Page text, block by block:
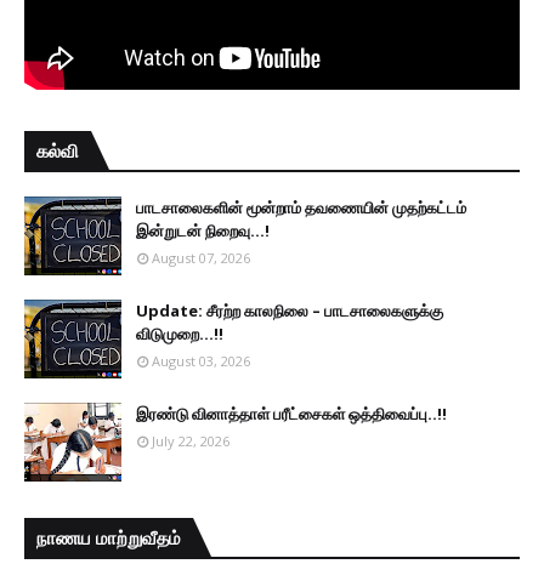
கல்வி
பாடசாலைகளின் மூன்றாம் தவணையின் முதற்கட்டம்
இன்றுடன் நிறைவு...!
August 07, 2026
Update: சீரற்ற காலநிலை – பாடசாலைகளுக்கு
விடுமுறை...!!
August 03, 2026
இரண்டு வினாத்தாள் பரீட்சைகள் ஒத்திவைப்பு..!!
July 22, 2026
நாணய மாற்றுவீதம்